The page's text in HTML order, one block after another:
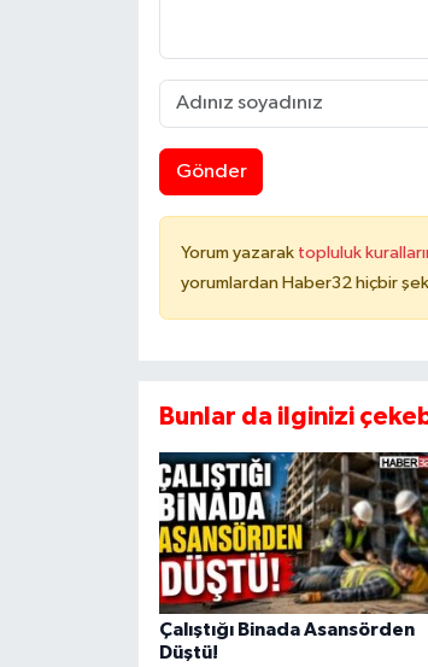
Gönder
Yorum yazarak topluluk
yorumlardan Haber32 hiçbir
Bunlar da ilginizi
Çalıştığı Binada Asansörden
Düştü!